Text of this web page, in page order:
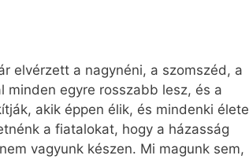
elvérzett a nagynéni, a szomszéd, a
minden egyre rosszabb lesz, és a
akik éppen élik, és mindenki élete
a fiatalokat, hogy a házasság
vagyunk készen. Mi magunk sem,